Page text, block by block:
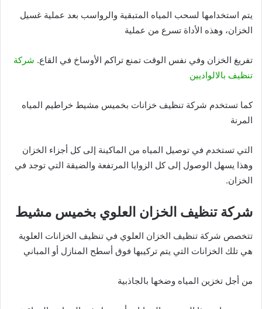
يتم استخدامها لسحب المياه المتبقية والرواسب بعد عملية غسيل
الخزان، وهذه الأداة تسرع من عملية
تفريغ الخزان وفي نفس الوقت تمنع تراكم الأوساخ في القاع. شركة
تنظيف بالالواديين
كما تستخدم شركة تنظيف خزانات بخميس مشيط خراطيم المياه
المرنة
التي تستخدم في توصيل المياه من الماكينة إلى كل أجزاء الخزان
وهذا يسهل الوصول إلى كل الزوايا المرتفعة والضيقة التي توجد في
الخزان.
شركة تنظيف الخزان العلوي بخميس مشيط
تتخصص شركة تنظيف الخزان العلوي في تنظيف الخزانات العلوية
هي تلك الخزانات التي يتم تركيبها فوق أسطح المنازل أو المباني
من أجل تخزين المياه وضخها بالجاذبية